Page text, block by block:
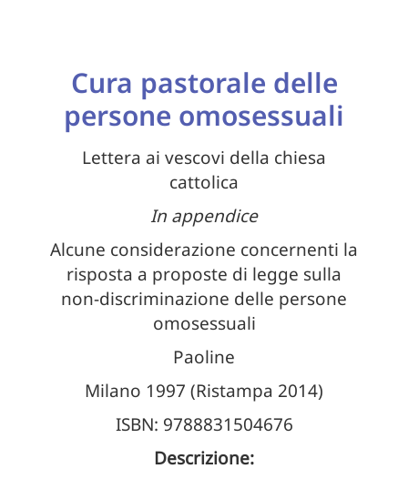
Cura pastorale delle
persone omosessuali
Lettera ai vescovi della chiesa
cattolica
In appendice
Alcune considerazione concernenti la
risposta a proposte di legge sulla
non-discriminazione delle persone
omosessuali
Paoline
Milano 1997 (Ristampa 2014)
ISBN: 9788831504676
Descrizione: